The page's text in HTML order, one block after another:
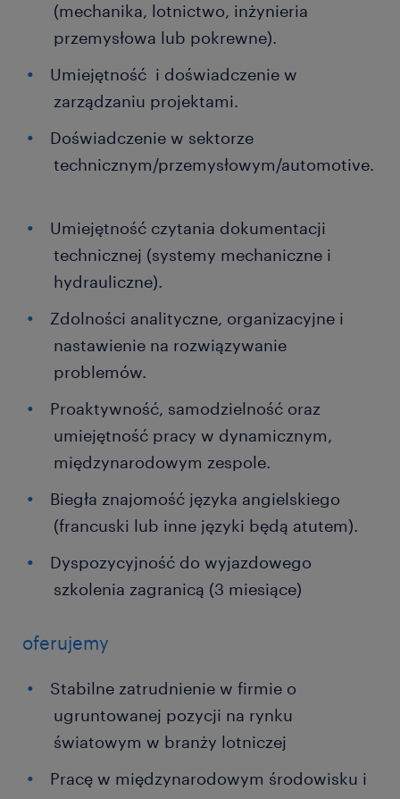
(mechanika, lotnictwo, inżynieria
przemysłowa lub pokrewne).
Umiejętność i doświadczenie w
zarządzaniu projektami.
Doświadczenie w sektorze
technicznym/przemysłowym/automotive.
Umiejętność czytania dokumentacji
technicznej (systemy mechaniczne i
hydrauliczne).
Zdolności analityczne, organizacyjne i
nastawienie na rozwiązywanie
problemów.
Proaktywność, samodzielność oraz
umiejętność pracy w dynamicznym,
międzynarodowym zespole.
Biegła znajomość języka angielskiego
(francuski lub inne języki będą atutem).
Dyspozycyjność do wyjazdowego
szkolenia zagranicą (3 miesiące)
oferujemy
Stabilne zatrudnienie w firmie o
ugruntowanej pozycji na rynku
światowym w branży lotniczej
Pracę w międzynarodowym środowisku i